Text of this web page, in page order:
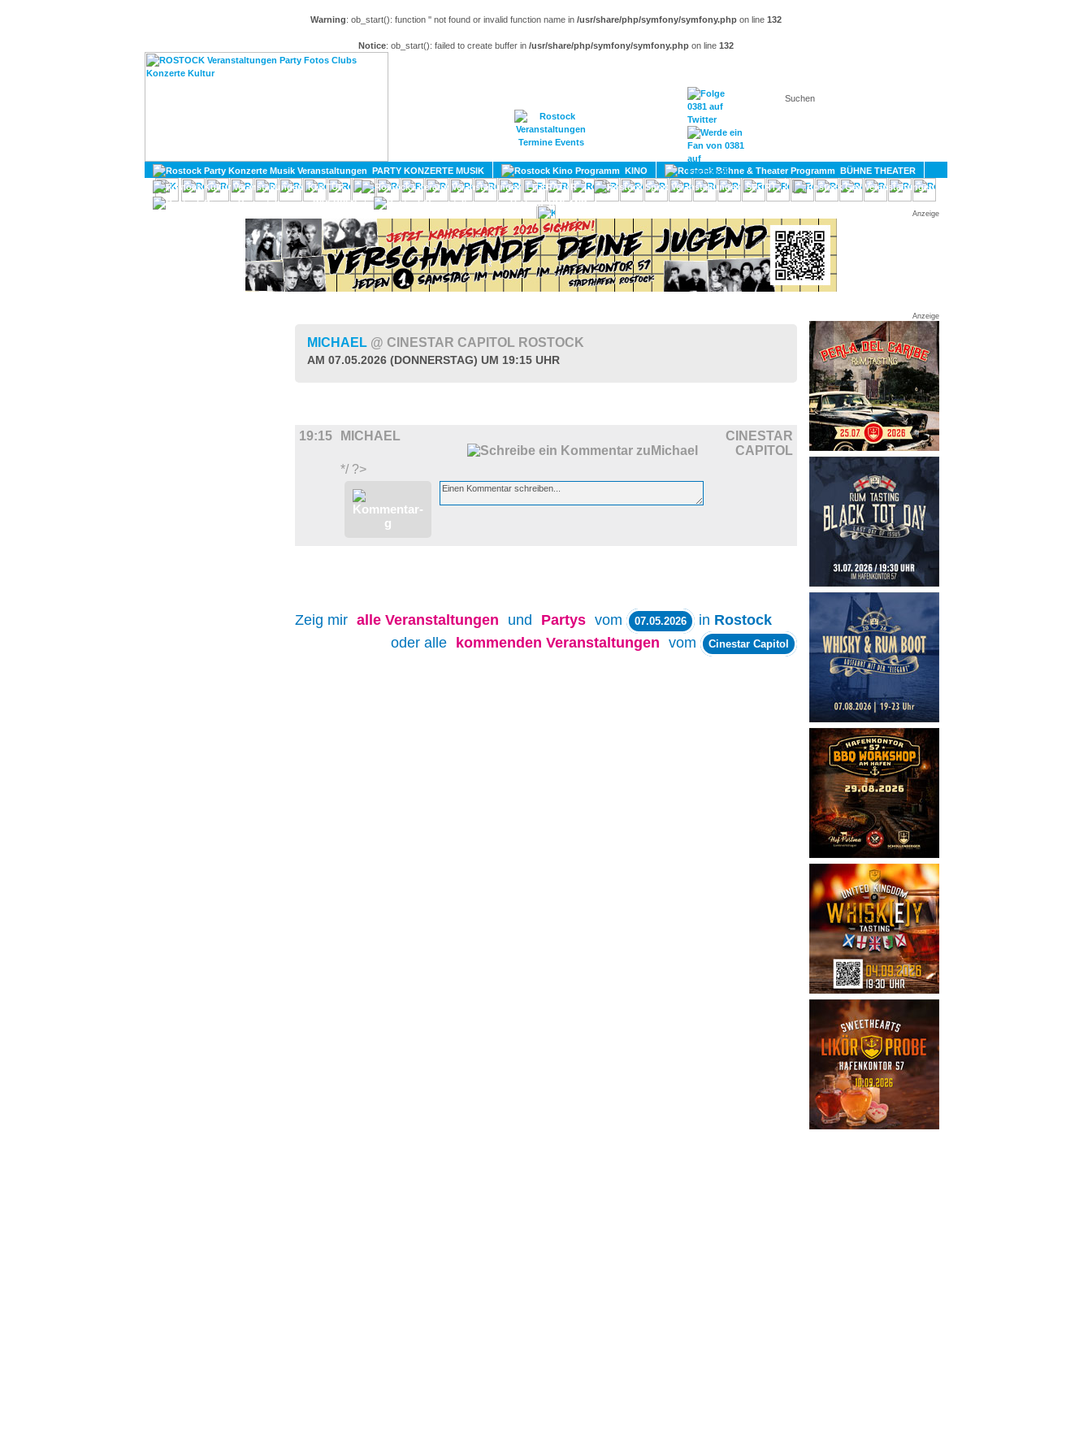
Warning: ob_start(): function '' not found or invalid function name in /usr/share/php/symfony/symfony.php on line 132
Notice: ob_start(): failed to create buffer in /usr/share/php/symfony/symfony.php on line 132
KONTAKT
PARTY KONZERTE MUSIK KINO
BÜHNE THEATER
KULTUR
LITERATUR SPORT
GAY
DIVERSES
UMLAND
Anzeige
Anzeige
MICHAEL @ CINESTAR CAPITOL ROSTOCK
AM 07.05.2026 (DONNERSTAG) UM 19:15 UHR
19:15 MICHAEL
CINESTAR
CAPITOL
*/ ?>
Zeig mir alle Veranstaltungen und Partys vom 07.05.2026 in Rostock
oder alle
kommenden Veranstaltungen vom Cinestar Capitol